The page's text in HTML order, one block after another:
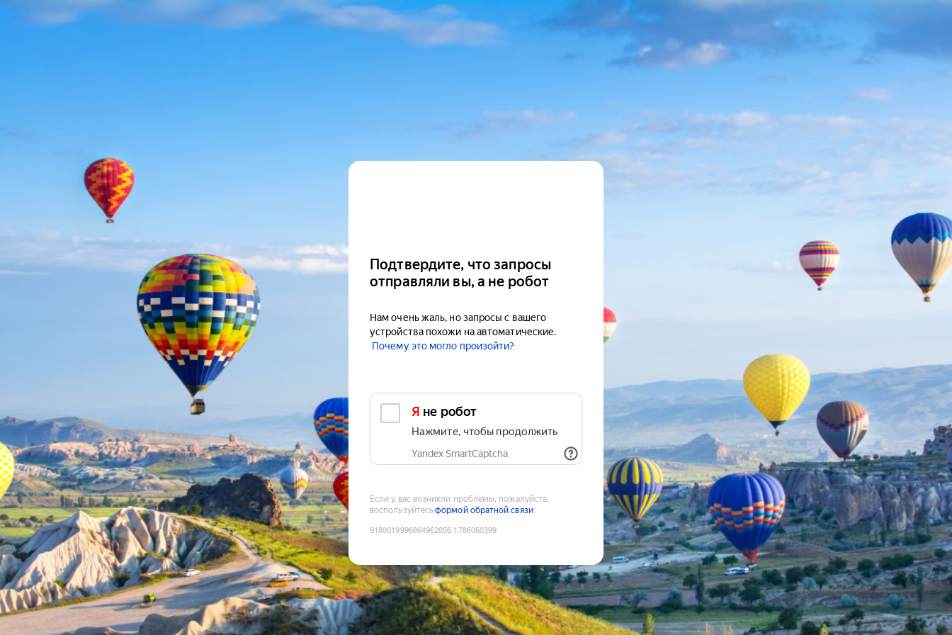
Подтвердите, что запросы
отправляли вы, а не робот
Нам очень жаль, но запросы с вашего
устройства похожи на автоматические.
Почему это могло произойти?
Я не робот
Нажмите, чтобы продолжить
Yandex SmartCaptcha
Если у вас возникли проблемы, пожалуйста,
воспользуйтесьформой обратной связи
9180019996864962056:1786060399